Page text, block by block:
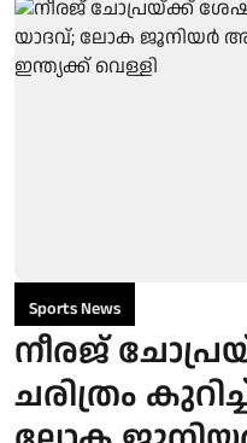
Sports News
നീരജ്
ചരിത്രം